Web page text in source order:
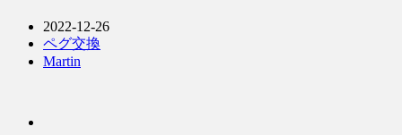
2022-12-26
ペグ交換
Martin